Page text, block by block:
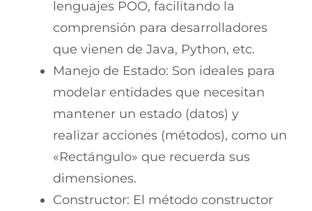
lenguajes POO, facilitando la
comprensión para desarrolladores
que vienen de Java, Python, etc.
Manejo de Estado: Son ideales para
modelar entidades que necesitan
mantener un estado (datos) y
realizar acciones (métodos), como un
«Rectángulo» que recuerda sus
dimensiones.
Constructor: El método constructor